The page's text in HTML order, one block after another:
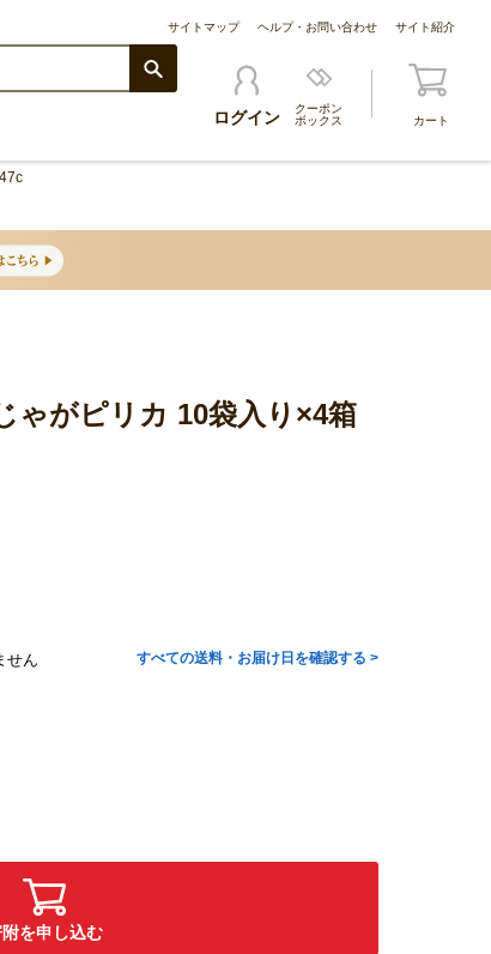
サイトマップ ヘルプ・お問い合わせ サイト紹介
ログイン
クーポン
ボックス
カート
ゃがピリカ 10袋入り×4箱
せん
すべての送料・お届け日を確認する >
を申し込む